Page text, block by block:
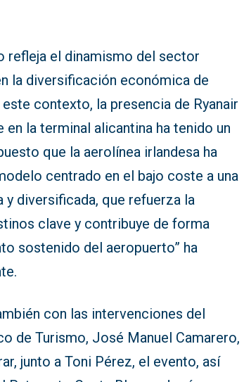
refleja el dinamismo del sector
la diversificación económica de
contexto, la presencia de Ryanair
la terminal alicantina ha tenido un
que la aerolínea irlandesa ha
centrado en el bajo coste a una
y diversificada, que refuerza la
clave y contribuye de forma
sostenido del aeropuerto” ha
con las intervenciones del
de Turismo, José Manuel Camarero,
junto a Toni Pérez, el evento, así